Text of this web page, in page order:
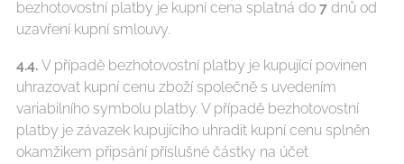
bezhotovostní platby je kupní cena splatná do 7 dnů od
uzavření kupní smlouvy.
4.4. V případě bezhotovostní platby je kupující povinen
uhrazovat kupní cenu zboží společně s uvedením
variabilního symbolu platby. V případě bezhotovostní
platby je závazek kupujícího uhradit kupní cenu splněn
okamžikem připsání příslušné částky na účet